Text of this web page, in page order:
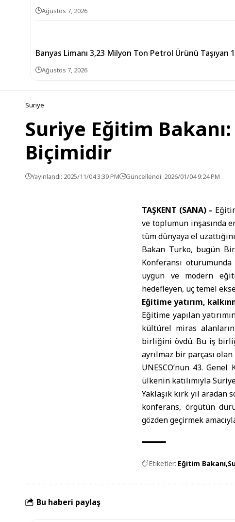
Ağustos 7, 2026
Banyas Limanı 3,23 Milyon Ton Petrol Ürünü Taşıyan
Ağustos 7, 2026
Suriye
Suriye Eğitim
Biçimidir
Yayınlandı: 2025/11/04 3:39 PM Güncellendi: 2026/01/04 9:24 PM
TAŞKENT (SANA) –
ve toplumun inşasında
tüm dünyaya el
Bakan Turko, bugün
Konferansı oturumunda
uygun ve modern
hedefleyen, üç temel
Eğitime yatırım,
Eğitime yapılan
kültürel miras
birliğini övdü. Bu iş
ayrılmaz bir parçası
UNESCO’nun 43. Genel
ülkenin katılımıyla
Yaklaşık kırk yıl aradan
konferans, örgütün
gözden geçirmek
Etiketler: Eğitim Bakanı
Bu haberi paylaş